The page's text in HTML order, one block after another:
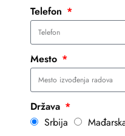
Telefon
Mesto
Država
Srbija